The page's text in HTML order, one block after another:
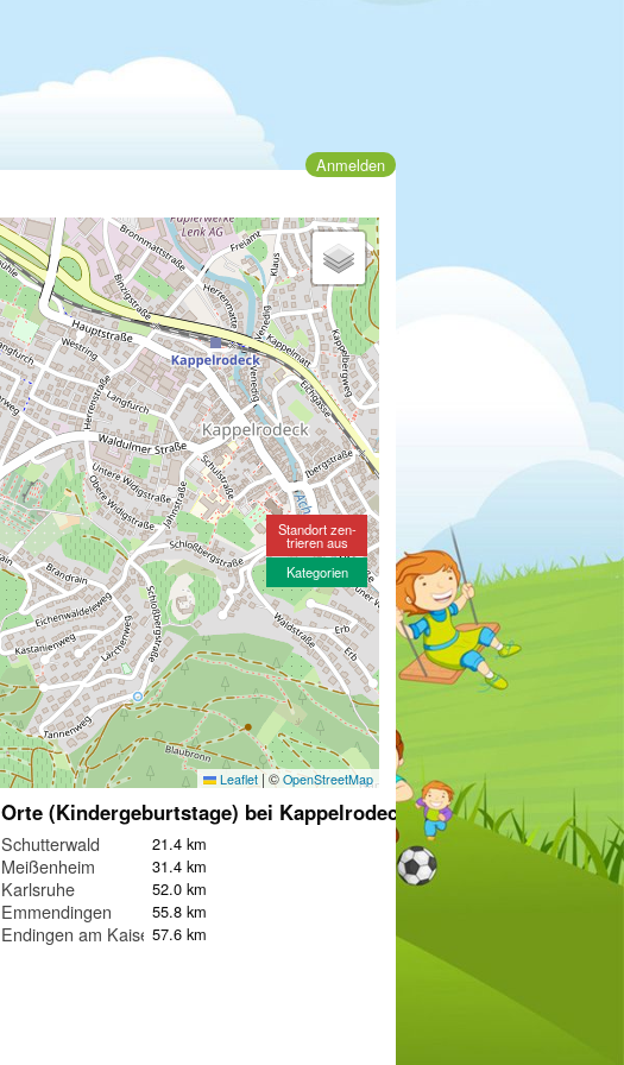
Anmelden
Leaflet |© OpenStreetMap
Standort zen-
trieren aus
Kategorien
Orte (Kindergeburtstage) bei Kappelrodeck
Schutterwald 21.4 km
Meißenheim 31.4 km
Karlsruhe 52.0 km
Emmendingen 55.8 km
Endingen am Kaiserstuhl
57.6 km